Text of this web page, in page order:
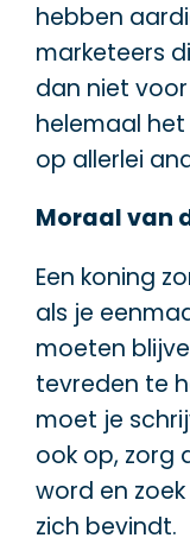
hebben
marketeers
dan niet voor
helemaal
op allerlei
Moraal van
Een koning
als je
moeten
tevreden te
moet je
ook op, zorg
word en
zich bevindt.